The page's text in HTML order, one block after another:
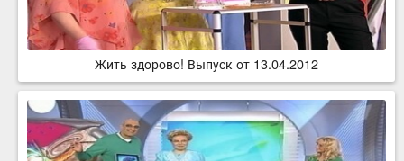
Жить здорово! Выпуск от 13.04.2012